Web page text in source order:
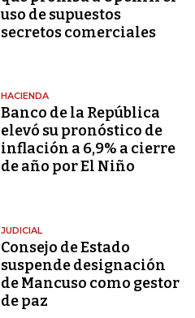
uso de supuestos
secretos comerciales
HACIENDA
Banco de la República
elevó su pronóstico de
inflación a 6,9% a cierre
de año por El Niño
JUDICIAL
Consejo de Estado
suspende designación
de Mancuso como gestor
de paz